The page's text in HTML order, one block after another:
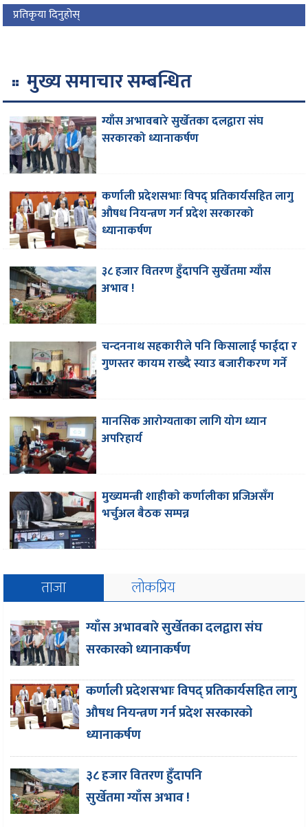
प्रतिकृया दिनुहोस्
मुख्य समाचार सम्बन्धित
ग्याँस अभावबारे सुर्खेतका दलद्वारा संघ
सरकारको ध्यानाकर्षण
कर्णाली प्रदेशसभाः विपद् प्रतिकार्यसहित लागु
औषध नियन्त्रण गर्न प्रदेश सरकारको
ध्यानाकर्षण
३८ हजार वितरण हुँदापनि सुर्खेतमा ग्याँस
अभाव !
चन्दननाथ सहकारीले पनि किसालाई फाईदा र
गुणस्तर कायम राख्दै स्याउ बजारीकरण गर्ने
मानसिक आरोग्यताका लागि योग ध्यान
अपरिहार्य
मुख्यमन्त्री शाहीकाे कर्णालीका प्रजिअसँग
भर्चुअल बैठक सम्पन्न
ताजा लोकप्रिय
ग्याँस अभावबारे सुर्खेतका दलद्वारा संघ
सरकारको ध्यानाकर्षण
कर्णाली प्रदेशसभाः विपद् प्रतिकार्यसहित लागु
औषध नियन्त्रण गर्न प्रदेश सरकारको
ध्यानाकर्षण
३८ हजार वितरण हुँदापनि
सुर्खेतमा ग्याँस अभाव !